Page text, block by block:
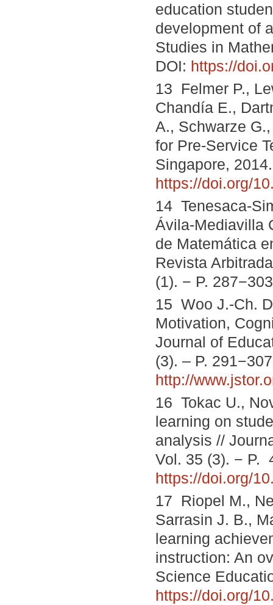
education
development of
Studies in
DOI: https://
13 Felmer P.,
Chandía E.,
A., Schwarze
for Pre-Service
Singapore,
https://doi.org/
14 Tenesaca-
Ávila-Mediavilla
de Matemática
Revista
(1). − P.
15 Woo J.-Ch.
Motivation,
Journal of
(3). – P.
http://
16 Tokac U.,
learning on
analysis //
Vol. 35 (3). − P.
https://doi.org/
17 Riopel M.,
Sarrasin J. B.,
learning
instruction: An
Science
https://doi.org/